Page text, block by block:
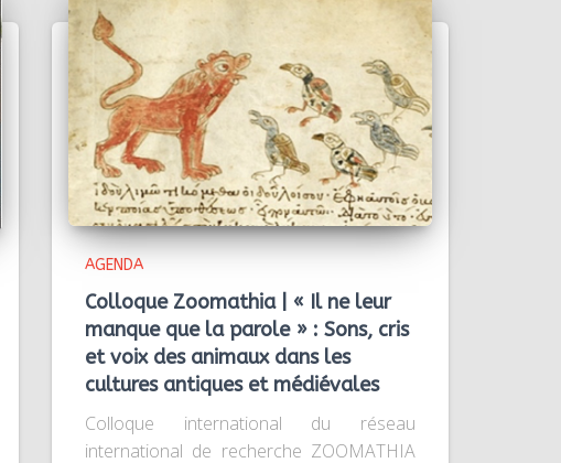
AGENDA
Colloque Zoomathia | « Il ne leur
manque que la parole » : Sons, cris
et voix des animaux dans les
cultures antiques et médiévales
Colloque international du réseau
international de recherche ZOOMATHIA